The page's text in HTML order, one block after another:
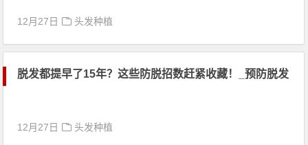
12月27日 头发种植
脱发都提早了15年？这些防脱招数赶紧收藏！_预防脱发
12月27日 头发种植